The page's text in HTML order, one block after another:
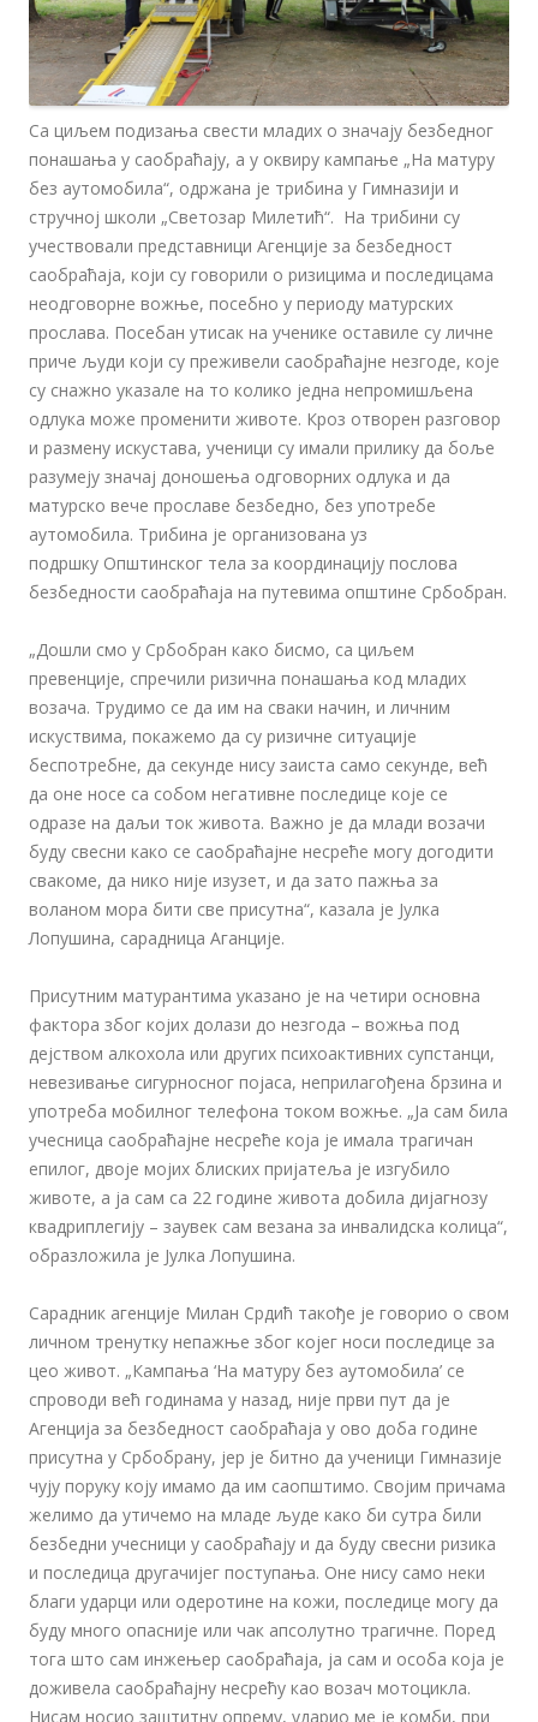
Са циљем подизања свести младих о значају безбедног
понашања у саобраћају, а у оквиру кампање „На матуру
без аутомобила“, одржана је трибина у Гимназији и
стручној школи „Светозар Милетић“. На трибини су
учествовали представници Агенције за безбедност
саобраћаја, који су говорили о ризицима и последицама
неодговорне вожње, посебно у периоду матурских
прослава. Посебан утисак на ученике оставиле су личне
приче људи који су преживели саобраћајне незгоде, којe
су снажно указалe на то колико једна непромишљена
одлука може променити животе. Кроз отворен разговор
и размену искустава, ученици су имали прилику да боље
разумеју значај доношења одговорних одлука и да
матурско вече прославе безбедно, без употребе
аутомобила. Трибина је организована уз
подршку Општинског тела за координацију послова
безбедности саобраћаја на путевима општине Србобран.
„Дошли смо у Србобран како бисмо, са циљем
превенције, спречили ризична понашања код младих
возача. Трудимо се да им на сваки начин, и личним
искуствима, покажемо да су ризичне ситуације
беспотребне, да секунде нису заиста само секунде, већ
да оне носе са собом негативне последице које се
одразе на даљи ток живота. Важно је да млади возачи
буду свесни како се саобраћајне несреће могу догодити
свакоме, да нико није изузет, и да зато пажња за
воланом мора бити све присутна“, казала је Јулка
Лопушина, сарадница Аганције.
Присутним матурантима указано је на четири основна
фактора због којих долази до незгода – вожња под
дејством алкохола или других психоактивних супстанци,
невезивање сигурносног појаса, неприлагођена брзина и
употреба мобилног телефона током вожње. „Ја сам била
учесница саобраћајне несреће која је имала трагичан
епилог, двоје мојих блиских пријатеља је изгубило
животе, а ја сам са 22 године живота добила дијагнозу
квадриплегију – заувек сам везана за инвалидска колица“,
образложила је Јулка Лопушина.
Сарадник агенције Милан Срдић такође је говорио о свом
личном тренутку непажње због којег носи последице за
цео живот. „Кампања ‘На матуру без аутомобила’ се
спроводи већ годинама у назад, није први пут да је
Агенција за безбедност саобраћаја у ово доба године
присутна у Србобрану, јер је битно да ученици Гимназије
чују поруку коју имамо да им саопштимо. Својим причама
желимо да утичемо на младе људе како би сутра били
безбедни учесници у саобраћају и да буду свесни ризика
и последица другачијег поступања. Оне нису само неки
благи ударци или одеротине на кожи, последице могу да
буду много опасније или чак апсолутно трагичне. Поред
тога што сам инжењер саобраћаја, ја сам и особа која је
доживела саобраћајну несрећу као возач мотоцикла.
Нисам носио заштитну опрему, ударио ме је комби, при